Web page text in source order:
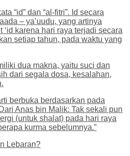
“id” dan “al-fitri”. Id secara
– ya’uudu, yang artinya
‘id karena hari raya terjadi secara
setiap tahun, pada waktu yang
dua makna, yaitu suci dan
dari segala dosa, kesalahan,
berbuka berdasarkan pada
Anas bin Malik: Tak sekali pun
(untuk shalat) pada hari raya
kurma sebelumnya.”
Lebaran?